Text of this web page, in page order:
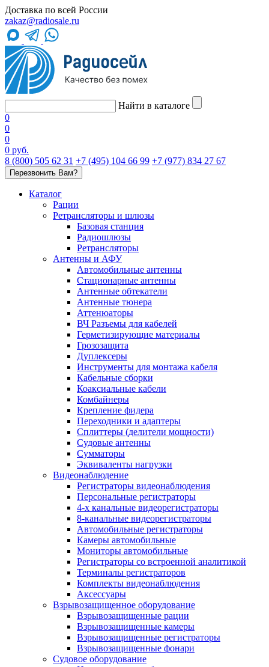
Доставка по всей России
zakaz@radiosale.ru
Найти в каталоге
0
0
0
0 руб.
8 (800) 505 62 31 +7 (495) 104 66 99 +7 (977) 834 27 67
Перезвонить Вам?
Каталог
Рации
Ретрансляторы и шлюзы
Базовая станция
Радиошлюзы
Ретрансляторы
Антенны и АФУ
Автомобильные антенны
Стационарные антенны
Антенные обтекатели
Антенные тюнера
Аттенюаторы
ВЧ Разъемы для кабелей
Герметизирующие материалы
Грозозащита
Дуплексеры
Инструменты для монтажа кабеля
Кабельные сборки
Коаксиальные кабели
Комбайнеры
Крепление фидера
Переходники и адаптеры
Сплиттеры (делители мощности)
Судовые антенны
Сумматоры
Эквиваленты нагрузки
Видеонаблюдение
Регистраторы видеонаблюдения
Персональные регистраторы
4-х канальные видеорегистраторы
8-канальные видеорегистраторы
Автомобильные регистраторы
Камеры автомобильные
Мониторы автомобильные
Регистраторы со встроенной аналитикой
Терминалы регистраторов
Комплекты видеонаблюдения
Аксессуары
Взрывозащищенное оборудование
Взрывозащищенные рации
Взрывозащищенные камеры
Взрывозащищенные регистраторы
Взрывозащищенные фонари
Судовое оборудование